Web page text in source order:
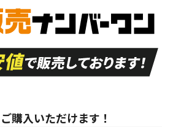
S
付き
く、
んど
A
走行距離も少なく、
非常に状態の良い中
古品
んどない中古品
購入いただけます！